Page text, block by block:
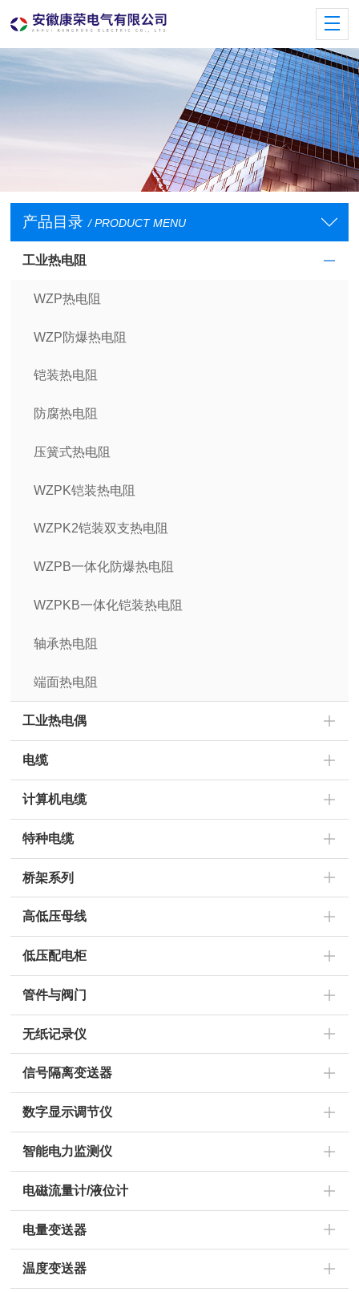
产品目录 / PRODUCT MENU
工业热电阻
WZP热电阻
WZP防爆热电阻
铠装热电阻
防腐热电阻
压簧式热电阻
WZPK铠装热电阻
WZPK2铠装双支热电阻
WZPB一体化防爆热电阻
WZPKB一体化铠装热电阻
轴承热电阻
端面热电阻
工业热电偶
电缆
计算机电缆
特种电缆
桥架系列
高低压母线
低压配电柜
管件与阀门
无纸记录仪
信号隔离变送器
数字显示调节仪
智能电力监测仪
电磁流量计/液位计
电量变送器
温度变送器